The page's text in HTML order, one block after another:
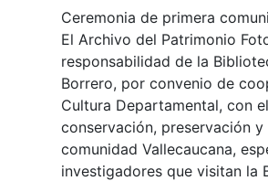
Ceremonia de primera
El Archivo del Patrimonio
responsabilidad de la
Borrero, por convenio de
Cultura Departamental, con
conservación, preservación
comunidad Vallecaucana,
investigadores que visitan la